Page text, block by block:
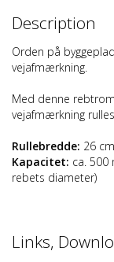
Description
Orden på
vejafmærkning.
Med denne
vejafmærkning
Rullebredde: 26 cm
Kapacitet: ca.
rebets diameter)
Links,